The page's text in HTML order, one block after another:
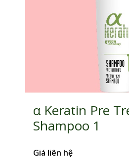
α Keratin Pre
Shampoo 1
Giá liên hệ